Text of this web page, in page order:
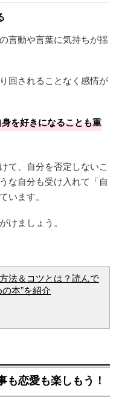
言動や言葉に気持ちが揺
回されることなく感情が
を好きになることも重
て、自分を否定しないこ
な自分も受け入れて「自
います。
けましょう。
法＆コツとは？読んで
本”を紹介
恋愛も楽しもう！